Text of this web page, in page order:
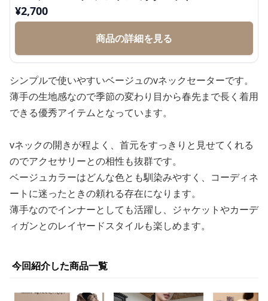
¥2,700
商品の詳細を見る
シンプルで使いやすいベージュのvネックセーターです。
薄手の生地感なので季節の変わり目から春先まで長く着用
できる優秀アイテムとなっています。
vネックの開きが程よく、首元をすっきりと見せてくれる
のでアクセサリーとの相性も抜群です。
ベージュカラーはどんな色とも馴染みやすく、コーディネ
ートに迷ったときの頼れる存在になります。
薄手なのでインナーとしても活躍し、ジャケットやカーデ
ィガンとのレイヤードスタイルも楽しめます。
今回紹介した商品一覧